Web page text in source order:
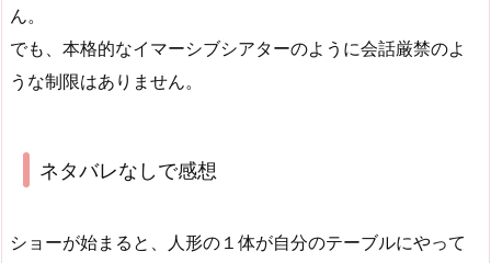
ん。
でも、本格的なイマーシブシアターのように会話厳禁のよ
うな制限はありません。
ネタバレなしで感想
ショーが始まると、人形の１体が自分のテーブルにやって